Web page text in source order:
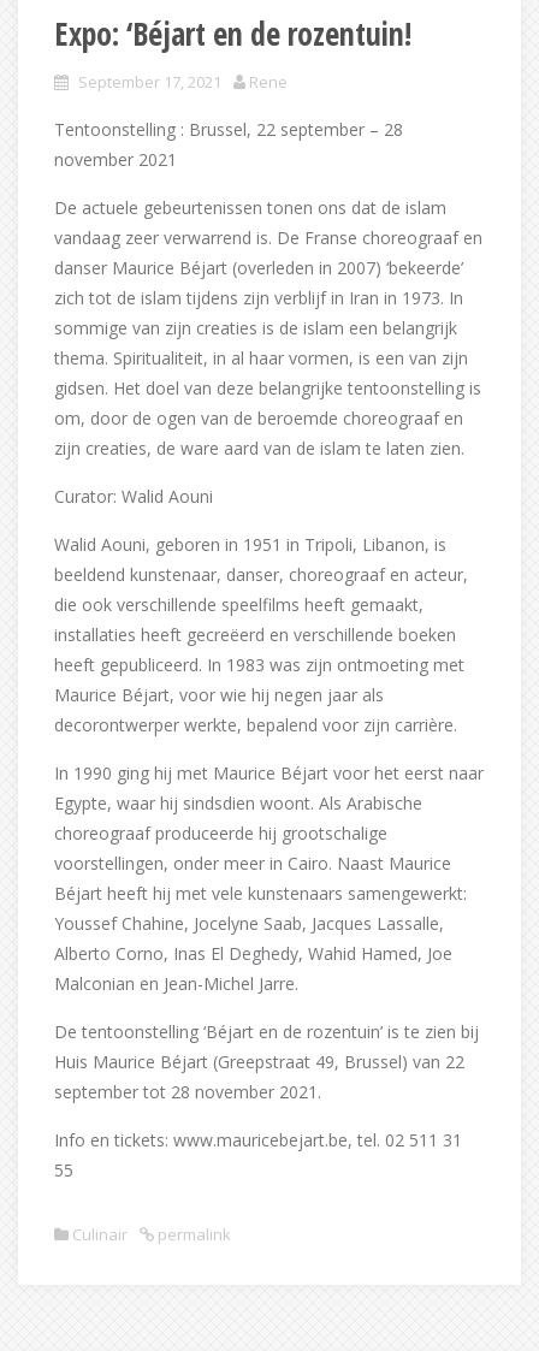
Expo: ‘Béjart en de rozentuin!
September 17, 2021 Rene
Tentoonstelling : Brussel, 22 september – 28
november 2021
De actuele gebeurtenissen tonen ons dat de islam
vandaag zeer verwarrend is. De Franse choreograaf en
danser Maurice Béjart (overleden in 2007) ‘bekeerde’
zich tot de islam tijdens zijn verblijf in Iran in 1973. In
sommige van zijn creaties is de islam een belangrijk
thema. Spiritualiteit, in al haar vormen, is een van zijn
gidsen. Het doel van deze belangrijke tentoonstelling is
om, door de ogen van de beroemde choreograaf en
zijn creaties, de ware aard van de islam te laten zien.
Curator: Walid Aouni
Walid Aouni, geboren in 1951 in Tripoli, Libanon, is
beeldend kunstenaar, danser, choreograaf en acteur,
die ook verschillende speelfilms heeft gemaakt,
installaties heeft gecreëerd en verschillende boeken
heeft gepubliceerd. In 1983 was zijn ontmoeting met
Maurice Béjart, voor wie hij negen jaar als
decorontwerper werkte, bepalend voor zijn carrière.
In 1990 ging hij met Maurice Béjart voor het eerst naar
Egypte, waar hij sindsdien woont. Als Arabische
choreograaf produceerde hij grootschalige
voorstellingen, onder meer in Cairo. Naast Maurice
Béjart heeft hij met vele kunstenaars samengewerkt:
Youssef Chahine, Jocelyne Saab, Jacques Lassalle,
Alberto Corno, Inas El Deghedy, Wahid Hamed, Joe
Malconian en Jean-Michel Jarre.
De tentoonstelling ‘Béjart en de rozentuin’ is te zien bij
Huis Maurice Béjart (Greepstraat 49, Brussel) van 22
september tot 28 november 2021.
Info en tickets: www.mauricebejart.be, tel. 02 511 31
55
Culinair permalink